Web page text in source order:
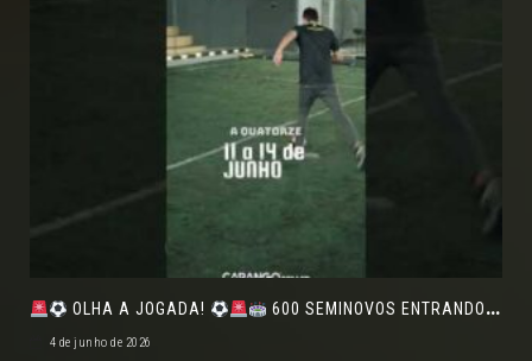
OLHA A JOGADA! 600 SEMINOVOS ENTRANDO EM CAMPO NO FEIRÃO DE VERDADE!
4 de junho de 2026